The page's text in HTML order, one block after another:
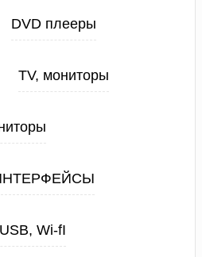
DVD плееры
TV, мониторы
Wi-fI